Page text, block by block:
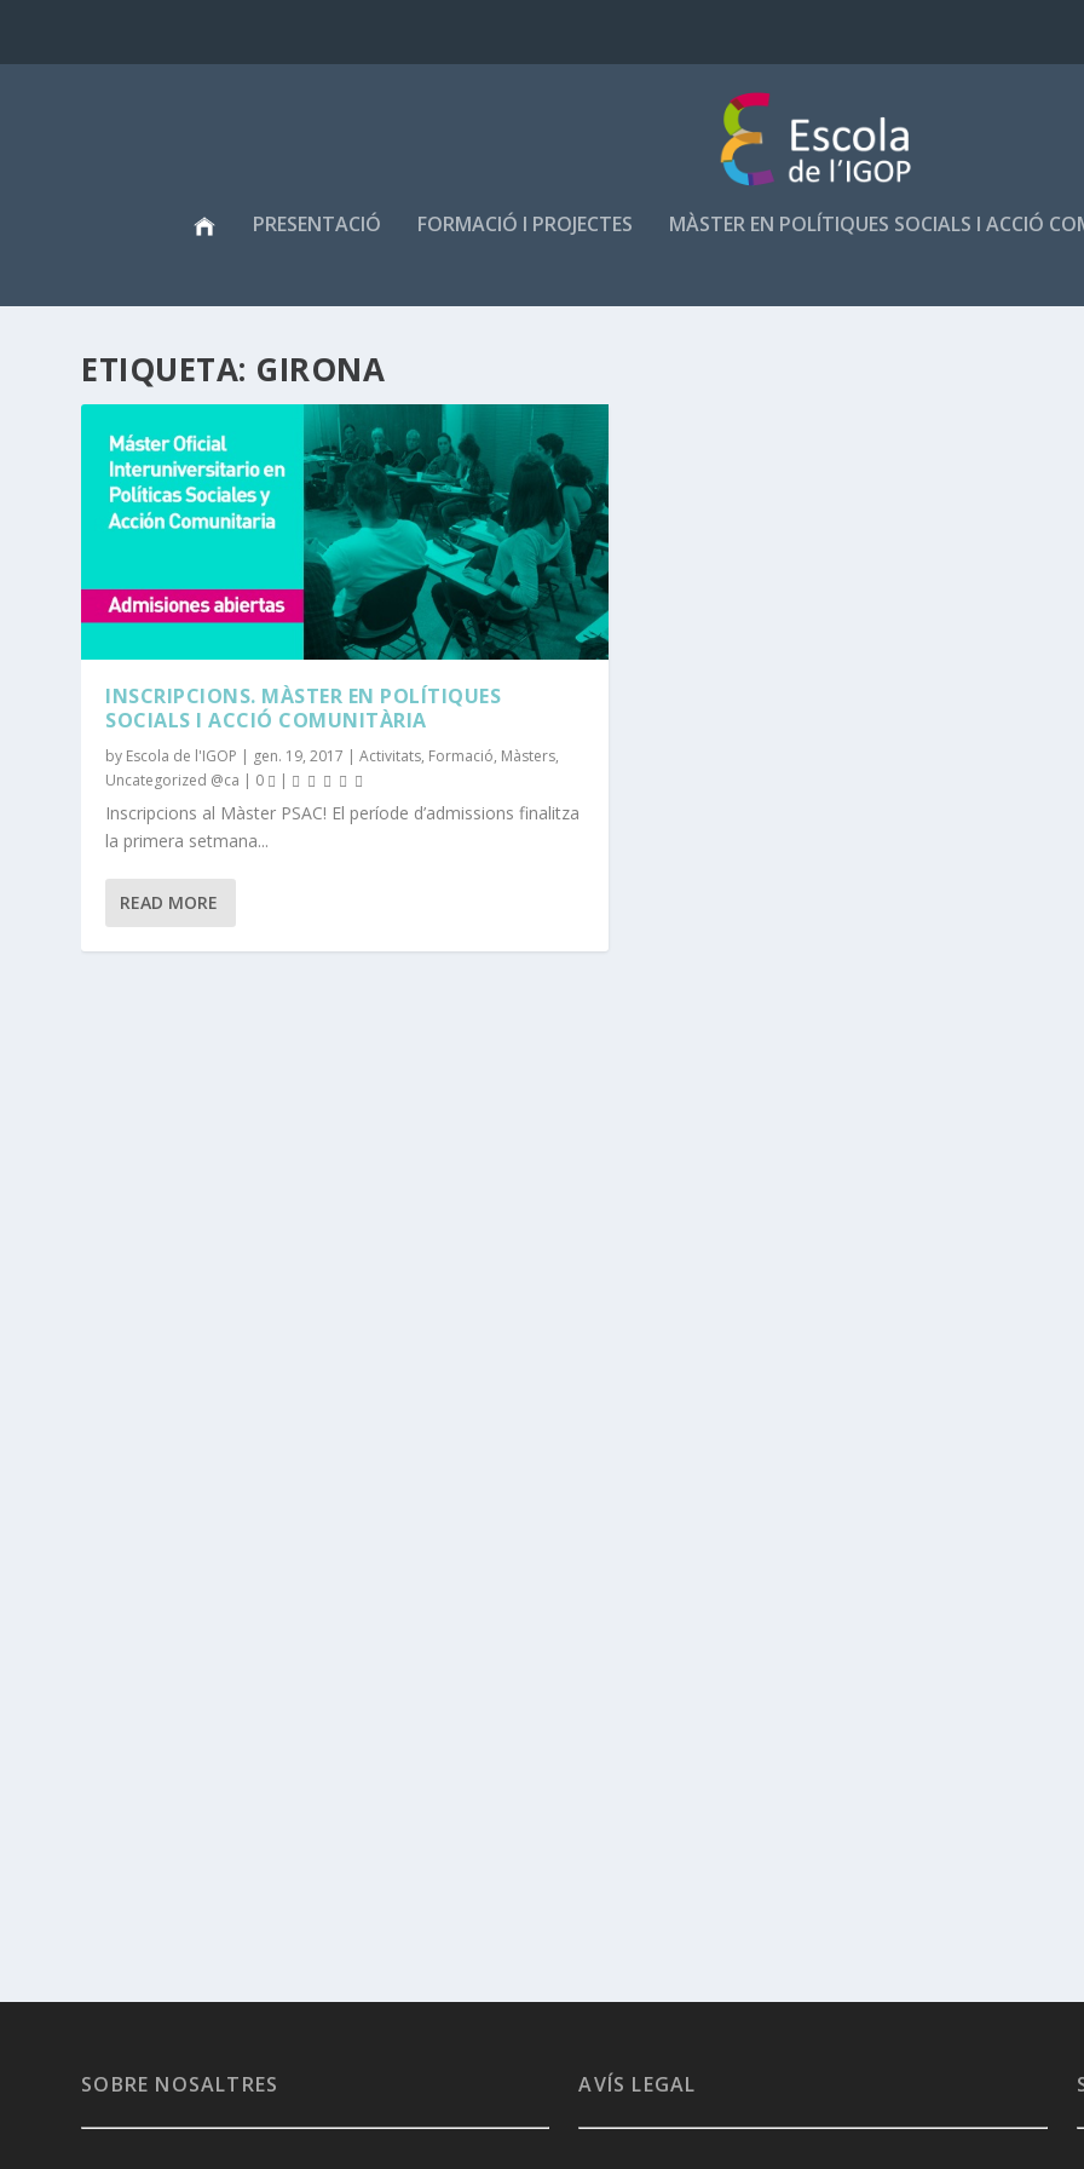
PRESENTACIÓ FORMACIÓ I PROJECTES MÀSTER EN POLÍTIQUES SOCIALS I ACCIÓ
ETIQUETA: GIRONA
INSCRIPCIONS. MÀSTER EN POLÍTIQUES
SOCIALS I ACCIÓ COMUNITÀRIA
by Escola de l'IGOP | gen. 19, 2017 |Activitats, Formació, Màsters,
Uncategorized @ca | 0 |
Inscripcions al Màster PSAC! El període d’admissions finalitza
la primera setmana...
READ MORE
SOBRE NOSALTRES AVÍS LEGAL